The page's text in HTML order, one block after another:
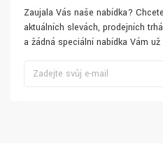
Zaujala Vás naše nabídka?
aktuálních slevách, prodejních
a žádná speciální nabídka Vám už